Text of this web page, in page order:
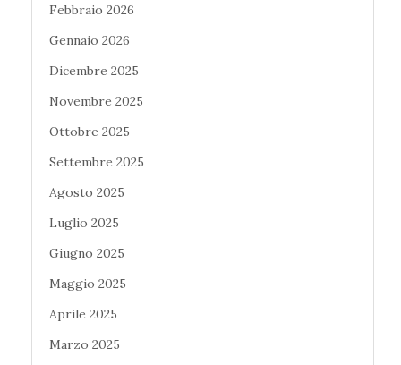
Febbraio 2026
Gennaio 2026
Dicembre 2025
Novembre 2025
Ottobre 2025
Settembre 2025
Agosto 2025
Luglio 2025
Giugno 2025
Maggio 2025
Aprile 2025
Marzo 2025